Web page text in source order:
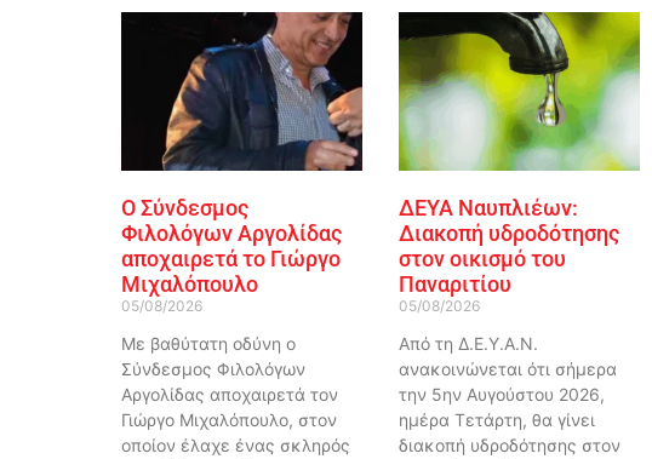
Ο Σύνδεσμος
Φιλολόγων Αργολίδας
αποχαιρετά το Γιώργο
Μιχαλόπουλο
05/08/2026
Με βαθύτατη οδύνη ο
Σύνδεσμος Φιλολόγων
Αργολίδας αποχαιρετά τον
Γιώργο Μιχαλόπουλο, στον
οποίον έλαχε ένας σκληρός
ΔΕΥΑ Ναυπλιέων:
Διακοπή υδροδότησης
στον οικισμό του
Παναριτίου
05/08/2026
Από τη Δ.Ε.Υ.Α.Ν.
ανακοινώνεται ότι σήμερα
την 5ην Αυγούστου 2026,
ημέρα Τετάρτη, θα γίνει
διακοπή υδροδότησης στον